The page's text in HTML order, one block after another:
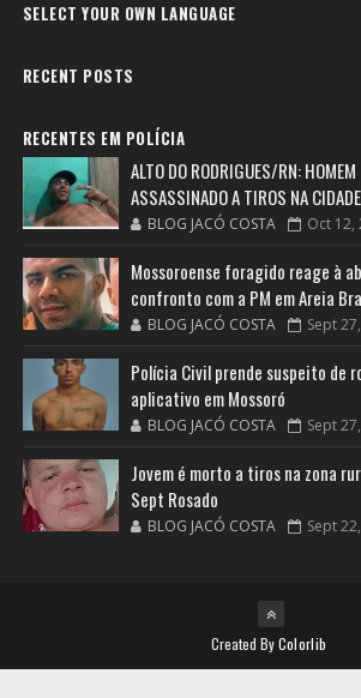
SELECT YOUR OWN LANGUAGE
RECENT POSTS
RECENTES EM POLÍCIA
ALTO DO RODRIGUES/RN:
ASSASSINADO A TIROS NA CIDADE
BLOG JACÓ COSTA Oct 12,
Mossoroense foragido reage à
confronto com a PM em Areia
BLOG JACÓ COSTA Sept
Polícia Civil prende suspeito de
aplicativo em Mossoró
BLOG JACÓ COSTA Sept
Jovem é morto a tiros na zona
Sept Rosado
BLOG JACÓ COSTA Sept
Created ByColorlib